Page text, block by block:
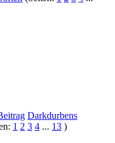
Darkdurbens
1 2 3 4 ... 13 )